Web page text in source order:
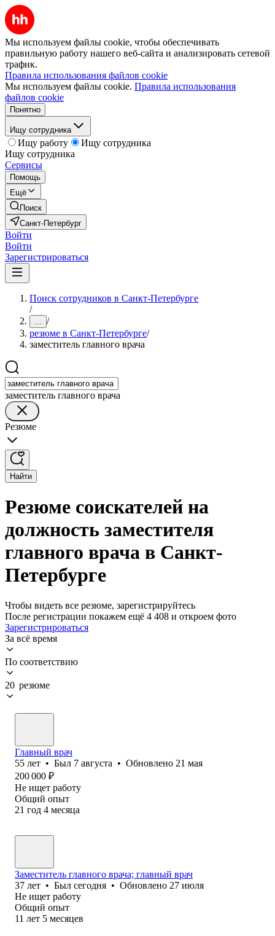
Мы используем файлы cookie, чтобы обеспечивать
правильную работу нашего веб-сайта и анализировать сетевой
трафик.
Правила использования файлов cookie
Мы используем файлы cookie. Правила использования
файлов cookie
Понятно
Ищу сотрудника
Ищу работу
Ищу сотрудника
Ищу сотрудника
Сервисы
Помощь
Ещё
Поиск
Санкт-Петербург
Войти
Войти
Зарегистрироваться
Поиск сотрудников в Санкт-Петербурге
/
... /
резюме в Санкт-Петербурге/
заместитель главного врача
заместитель главного врача
Резюме
Найти
Резюме соискателей на
должность заместителя
главного врача в Санкт-
Петербурге
Чтобы видеть все резюме, зарегистрируйтесь
После регистрации покажем ещё 4 408 и откроем фото
Зарегистрироваться
За всё время
По соответствию
20 резюме
Главный врач
55 лет • Был 7 августа • Обновлено 21 мая
200 000 ₽
Не ищет работу
Общий опыт
21 год 4 месяца
Заместитель главного врача; главный врач
37 лет • Был сегодня • Обновлено 27 июля
Не ищет работу
Общий опыт
11 лет 5 месяцев